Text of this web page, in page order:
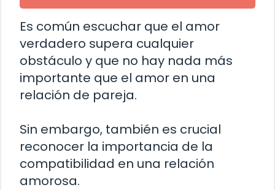
Es común escuchar que el amor
verdadero supera cualquier
obstáculo y que no hay nada más
importante que el amor en una
relación de pareja.
Sin embargo, también es crucial
reconocer la importancia de la
compatibilidad en una relación
amorosa.